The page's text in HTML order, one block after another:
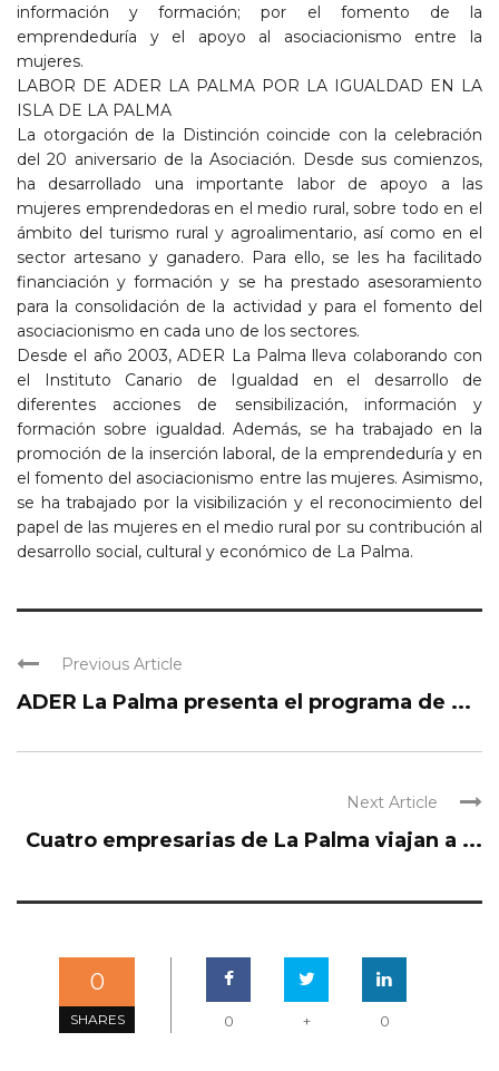
información y formación; por el fomento de la
emprendeduría y el apoyo al asociacionismo entre la
mujeres.
LABOR DE ADER LA PALMA POR LA IGUALDAD EN LA
ISLA DE LA PALMA
La otorgación de la Distinción coincide con la celebración
del 20 aniversario de la Asociación. Desde sus comienzos,
ha desarrollado una importante labor de apoyo a las
mujeres emprendedoras en el medio rural, sobre todo en el
ámbito del turismo rural y agroalimentario, así como en el
sector artesano y ganadero. Para ello, se les ha facilitado
financiación y formación y se ha prestado asesoramiento
para la consolidación de la actividad y para el fomento del
asociacionismo en cada uno de los sectores.
Desde el año 2003, ADER La Palma lleva colaborando con
el Instituto Canario de Igualdad en el desarrollo de
diferentes acciones de sensibilización, información y
formación sobre igualdad. Además, se ha trabajado en la
promoción de la inserción laboral, de la emprendeduría y en
el fomento del asociacionismo entre las mujeres. Asimismo,
se ha trabajado por la visibilización y el reconocimiento del
papel de las mujeres en el medio rural por su contribución al
desarrollo social, cultural y económico de La Palma.
Previous Article
ADER La Palma presenta el programa de ...
Next Article
Cuatro empresarias de La Palma viajan a ...
0
SHARES 0 + 0